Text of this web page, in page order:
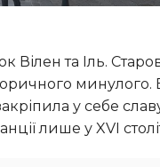
минулого.
у себе
лише у XVI